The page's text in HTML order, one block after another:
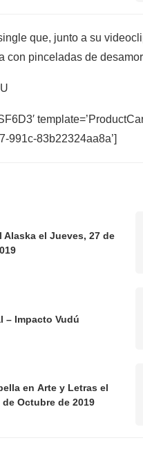
que, junto a su
con pinceladas de
991c-83b22324aa8a’]
Alaska el Jueves, 27 de
– Impacto Vudú
en Arte y Letras el
Octubre de 2019